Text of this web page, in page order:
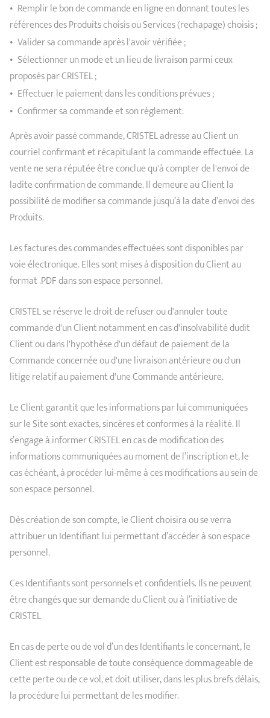
Remplir le bon de commande en ligne en donnant toutes les
références des Produits choisis ou Services (rechapage) choisis ;
Valider sa commande après l'avoir vérifiée ;
Sélectionner un mode et un lieu de livraison parmi ceux
proposés par CRISTEL ;
Effectuer le paiement dans les conditions prévues ;
Confirmer sa commande et son règlement.
Après avoir passé commande, CRISTEL adresse au Client un
courriel confirmant et récapitulant la commande effectuée. La
vente ne sera réputée être conclue qu'à compter de l'envoi de
ladite confirmation de commande. Il demeure au Client la
possibilité de modifier sa commande jusqu’à la date d’envoi des
Produits.
Les factures des commandes effectuées sont disponibles par
voie électronique. Elles sont mises à disposition du Client au
format .PDF dans son espace personnel.
CRISTEL se réserve le droit de refuser ou d'annuler toute
commande d'un Client notamment en cas d'insolvabilité dudit
Client ou dans l'hypothèse d'un défaut de paiement de la
Commande concernée ou d'une livraison antérieure ou d'un
litige relatif au paiement d'une Commande antérieure.
Le Client garantit que les informations par lui communiquées
sur le Site sont exactes, sincères et conformes à la réalité. Il
s’engage à informer CRISTEL en cas de modification des
informations communiquées au moment de l’inscription et, le
cas échéant, à procéder lui-même à ces modifications au sein de
son espace personnel.
Dès création de son compte, le Client choisira ou se verra
attribuer un Identifiant lui permettant d’accéder à son espace
personnel.
Ces Identifiants sont personnels et confidentiels. Ils ne peuvent
être changés que sur demande du Client ou à l’initiative de
CRISTEL
En cas de perte ou de vol d’un des Identifiants le concernant, le
Client est responsable de toute conséquence dommageable de
cette perte ou de ce vol, et doit utiliser, dans les plus brefs délais,
la procédure lui permettant de les modifier.